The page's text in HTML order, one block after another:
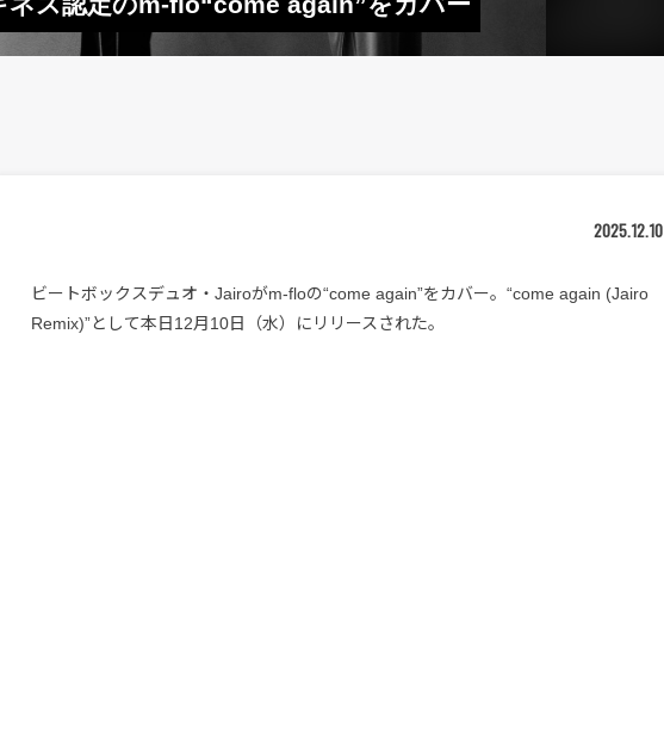
2025.12.10
ビートボックスデュオ・Jairoがm-floの“come again”をカバー。“come again (Jairo
Remix)”として本日12月10日（水）にリリースされた。